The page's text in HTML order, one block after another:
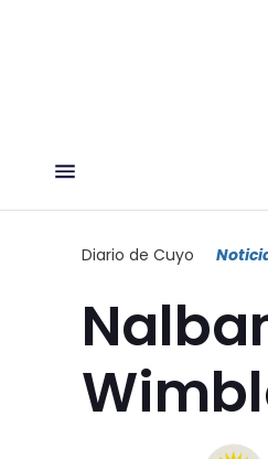
Diario de Cuyo